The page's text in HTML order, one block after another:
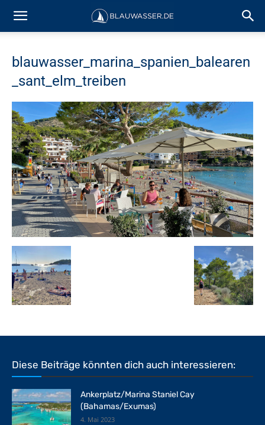
blauwasser_marina_spanien_balearen
_sant_elm_treiben
Diese Beiträge könnten dich auch interessieren:
Ankerplatz/Marina Staniel Cay
(Bahamas/Exumas)
4. Mai 2023